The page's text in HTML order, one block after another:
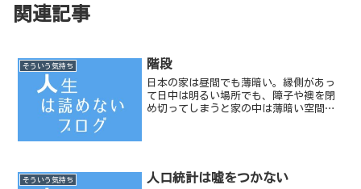
関連記事
そういう気持ち 階段
日本の家は昼間でも薄暗い。縁側があっ
て日中は明るい場所でも、障子や襖を閉
め切ってしまうと家の中は薄暗い空間と
そういう気持ち 人口統計は嘘をつかない